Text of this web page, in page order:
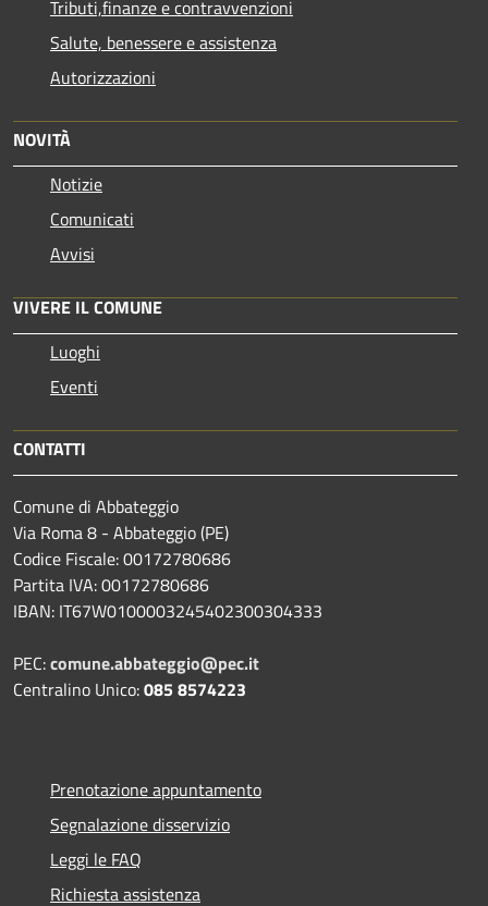
Tributi,finanze e contravvenzioni
Salute, benessere e assistenza
Autorizzazioni
NOVITÀ
Notizie
Comunicati
Avvisi
VIVERE IL COMUNE
Luoghi
Eventi
CONTATTI
Comune di Abbateggio
Via Roma 8 - Abbateggio (PE)
Codice Fiscale: 00172780686
Partita IVA: 00172780686
IBAN: IT67W0100003245402300304333
PEC:comune.abbateggio@pec.it
Centralino Unico:085 8574223
Prenotazione appuntamento
Segnalazione disservizio
Leggi le FAQ
Richiesta assistenza